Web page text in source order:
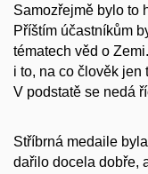
Samozřejmě bylo to
Příštím účastníkům
tématech věd o
i to, na co člověk jen
V podstatě se nedá
Stříbrná medaile
dařilo docela dobře,